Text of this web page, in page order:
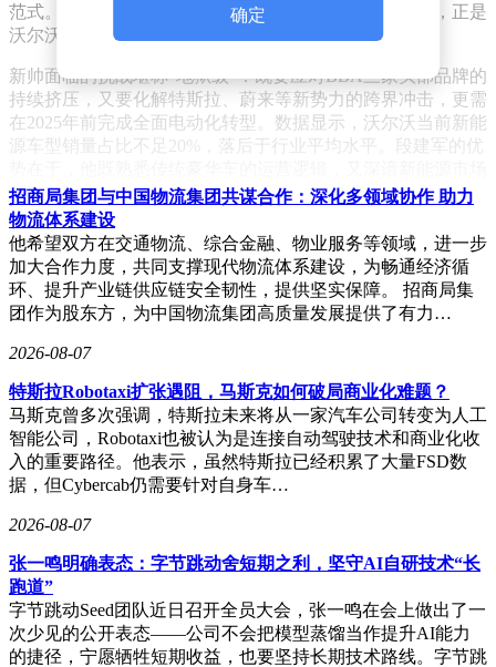
范式。这种将国际品牌调性与本土文化深度融合的能力，正是
沃尔沃当前最急需的"破局利器"。
新帅面临的挑战堪称"地狱级"：既要应对BBA三家头部品牌的
持续挤压，又要化解特斯拉、蔚来等新势力的跨界冲击，更需
在2025年前完成全面电动化转型。数据显示，沃尔沃当前新能
源车型销量占比不足20%，落后于行业平均水平。段建军的优
的游戏规则——这种"双栖能力"在当下汽车行业转型期尤为珍
贵。
这场高层更迭背后，折射出豪华车市场权力格局的深刻变迁。
过去由外籍高管主导的"空中指挥"模式逐渐失效，像段建军这
样既懂国际品牌运作又深谙中国市场的本土精英，正成为行业
争夺的稀缺资源。沃尔沃此次换帅，不仅是对个人能力的认
可，更是对"中国式豪华"发展路径的战略选择。当北欧设计遇
确定
招商局集团与中国物流集团共谋合作：深化多领域协作 助力
物流体系建设
他希望双方在交通物流、综合金融、物业服务等领域，进一步
加大合作力度，共同支撑现代物流体系建设，为畅通经济循
环、提升产业链供应链安全韧性，提供坚实保障。 招商局集
团作为股东方，为中国物流集团高质量发展提供了有力…
2026-08-07
特斯拉Robotaxi扩张遇阻，马斯克如何破局商业化难题？
马斯克曾多次强调，特斯拉未来将从一家汽车公司转变为人工
智能公司，Robotaxi也被认为是连接自动驾驶技术和商业化收
入的重要路径。他表示，虽然特斯拉已经积累了大量FSD数
据，但Cybercab仍需要针对自身车…
2026-08-07
张一鸣明确表态：字节跳动舍短期之利，坚守AI自研技术“长
跑道”
字节跳动Seed团队近日召开全员大会，张一鸣在会上做出了一
次少见的公开表态——公司不会把模型蒸馏当作提升AI能力
的捷径，宁愿牺牲短期收益，也要坚持长期技术路线。字节跳